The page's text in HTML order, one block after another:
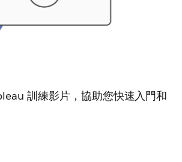
訓練影片，協助您快速入門和